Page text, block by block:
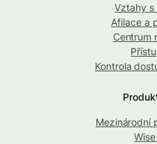
Vztahy s
Afilace a
Centrum
Kontrola
Mezinárodní